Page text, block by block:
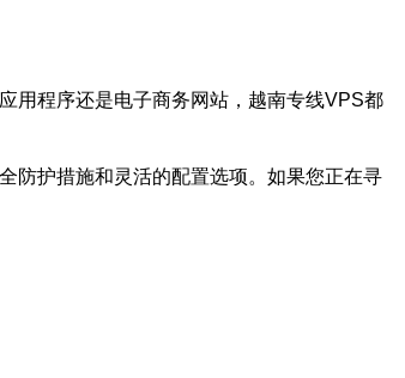
用程序还是电子商务网站，越南专线VPS都
防护措施和灵活的配置选项。如果您正在寻